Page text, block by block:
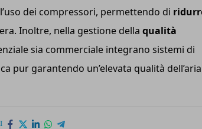
dei compressori, permettendo di
Inoltre, nella gestione della qualità
sia commerciale integrano sistemi di
pur garantendo un’elevata qualità dell’aria